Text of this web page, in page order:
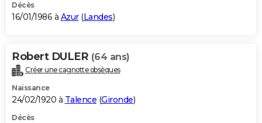
Décès
16/01/1986 à Azur(Landes)
Robert DULER (64 ans)
Créer une cagnotte obsèques
Naissance
24/02/1920 à Talence (Gironde)
Décès